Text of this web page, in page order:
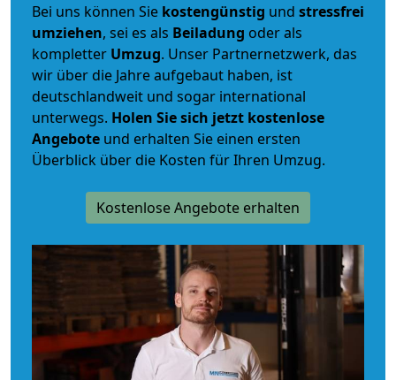
Bei uns können Sie kostengünstig und stressfrei
umziehen, sei es als Beiladung oder als
kompletter Umzug. Unser Partnernetzwerk, das
wir über die Jahre aufgebaut haben, ist
deutschlandweit und sogar international
unterwegs. Holen Sie sich jetzt kostenlose
Angebote und erhalten Sie einen ersten
Überblick über die Kosten für Ihren Umzug.
Kostenlose Angebote erhalten